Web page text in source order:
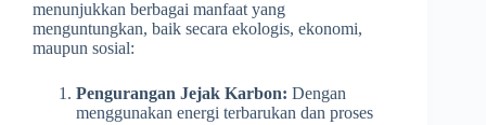
menunjukkan berbagai manfaat yang
menguntungkan, baik secara ekologis, ekonomi,
maupun sosial:
Pengurangan Jejak Karbon: Dengan
menggunakan energi terbarukan dan proses